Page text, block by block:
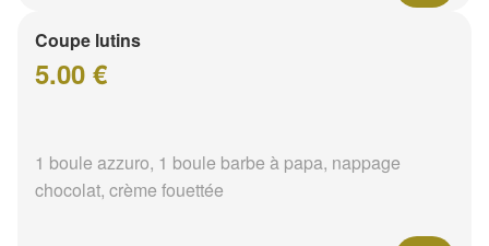
Coupe lutins
5.00 €
1 boule azzuro, 1 boule barbe à papa, nappage
chocolat, crème fouettée